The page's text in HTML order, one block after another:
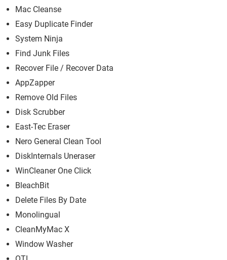
Mac Cleanse
Easy Duplicate Finder
System Ninja
Find Junk Files
Recover File / Recover Data
AppZapper
Remove Old Files
Disk Scrubber
East-Tec Eraser
Nero General Clean Tool
DiskInternals Uneraser
WinCleaner One Click
BleachBit
Delete Files By Date
Monolingual
CleanMyMac X
Window Washer